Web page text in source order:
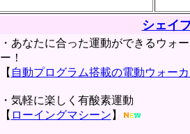
シェイ
・あなたに合った運動ができるウォ
ー！
【 自動プログラム搭載の電動ウォー
・気軽に楽しく有酸素運動
【 ローイングマシーン 】